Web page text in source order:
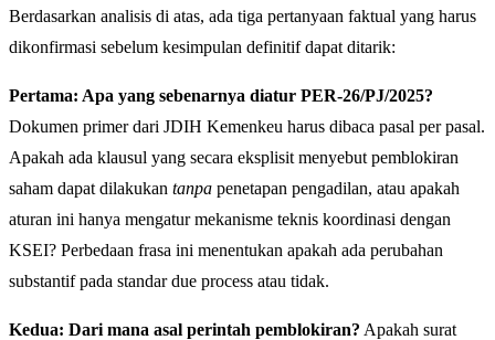
Berdasarkan analisis di atas, ada tiga pertanyaan faktual yang harus
dikonfirmasi sebelum kesimpulan definitif dapat ditarik:
Pertama: Apa yang sebenarnya diatur PER-26/PJ/2025?
Dokumen primer dari JDIH Kemenkeu harus dibaca pasal per pasal.
Apakah ada klausul yang secara eksplisit menyebut pemblokiran
saham dapat dilakukan tanpa penetapan pengadilan, atau apakah
aturan ini hanya mengatur mekanisme teknis koordinasi dengan
KSEI? Perbedaan frasa ini menentukan apakah ada perubahan
substantif pada standar due process atau tidak.
Kedua: Dari mana asal perintah pemblokiran? Apakah surat